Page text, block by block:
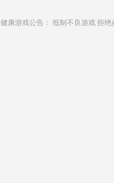
健康游戏公告： 抵制不良游戏 拒